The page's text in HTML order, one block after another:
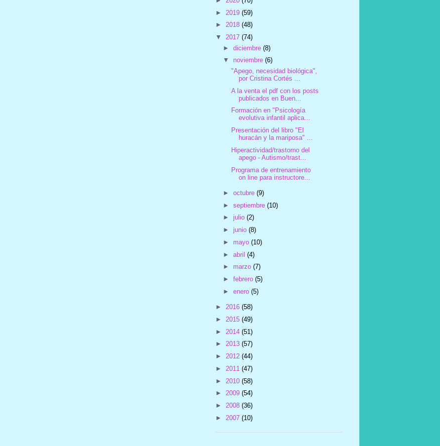
► 2019 (59)
► 2018 (48)
▼ 2017 (74)
►diciembre(8)
▼ noviembre(6)
"Apego, necesidad biológica",
por Cristina Cortés ...
A la venta el pdf con los posts
publicados en Buen...
Formación en "Psicología
evolutiva infantil aplica...
Presentación del libro "El
huracán y la mariposa" ...
Hiperactividad/trastorno del
apego - Autismo/trast...
Programa de entrenamiento
on line para instructore...
►octubre(9)
►septiembre(10)
►julio(2)
►junio(8)
► mayo(10)
►abril(4)
► marzo(7)
►febrero(5)
►enero(5)
► 2016 (58)
► 2015 (49)
► 2014 (51)
► 2013 (57)
► 2012 (44)
► 2011 (47)
► 2010 (58)
► 2009 (54)
► 2008 (36)
► 2007 (10)